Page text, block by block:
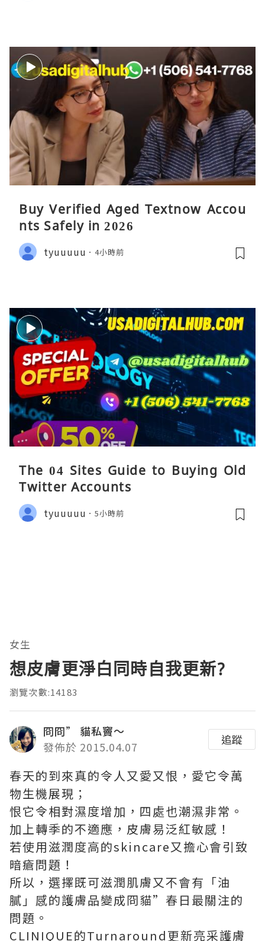
Buy Verified Aged Textnow Accou
nts Safely in 2026
tyuuuuu 4小時前
The 04 Sites Guide to Buying Old
Twitter Accounts
tyuuuuu 5小時前
女生
想皮膚更淨白同時自我更新?
瀏覽次數:14183
冏冏” 貓私竇～
發佈於 2015.04.07
追蹤
春天的到來真的令人又愛又恨，愛它令萬
物生機展現；
恨它令相對濕度增加，四處也潮濕非常。
加上轉季的不適應，皮膚易泛紅敏感！
若使用滋潤度高的skincare又擔心會引致
暗瘡問題！
所以，選擇既可滋潤肌膚又不會有「油
膩」感的護膚品變成冏貓”春日最關注的
問題。
CLINIQUE的Turnaround更新亮采護膚